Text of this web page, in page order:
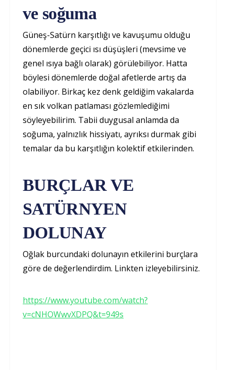
ve soğuma
Güneş-Satürn karşıtlığı ve kavuşumu olduğu
dönemlerde geçici ısı düşüşleri (mevsime ve
genel ısıya bağlı olarak) görülebiliyor. Hatta
böylesi dönemlerde doğal afetlerde artış da
olabiliyor. Birkaç kez denk geldiğim vakalarda
en sık volkan patlaması gözlemlediğimi
söyleyebilirim. Tabii duygusal anlamda da
soğuma, yalnızlık hissiyatı, ayrıksı durmak gibi
temalar da bu karşıtlığın kolektif etkilerinden.
BURÇLAR VE
SATÜRNYEN
DOLUNAY
Oğlak burcundaki dolunayın etkilerini burçlara
göre de değerlendirdim. Linkten izleyebilirsiniz.
https://www.youtube.com/watch?
v=cNHOWwvXDPQ&t=949s